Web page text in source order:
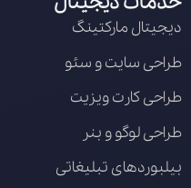
دیجیتال مارکتینگ
طراحی سایت و سئو
طراحی کارت ویزیت
طراحی لوگو و بنر
بیلبوردهای تبلیغاتی